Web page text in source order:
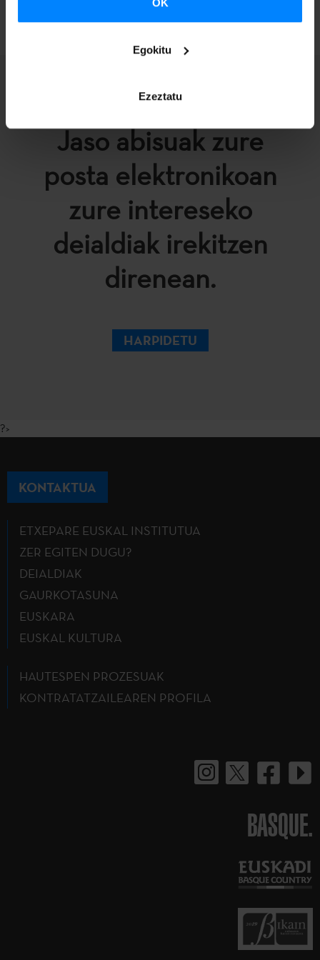
OK
Egokitu
Ezeztatu
Jaso abisuak zure
posta elektronikoan
zure intereseko
deialdiak irekitzen
direnean.
HARPIDETU
?>
KONTAKTUA
ETXEPARE EUSKAL INSTITUTUA
ZER EGITEN DUGU?
DEIALDIAK
GAURKOTASUNA
EUSKARA
EUSKAL KULTURA
HAUTESPEN PROZESUAK
KONTRATATZAILEAREN PROFILA
BASQUE.